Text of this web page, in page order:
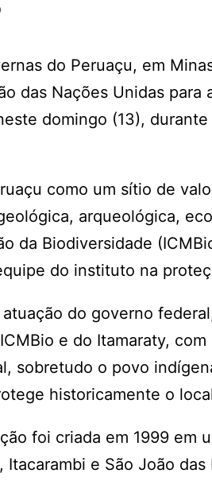
do Peruaçu, em
das Nações Unidas
domingo (13),
como um sítio de
arqueológica,
da Biodiversidade
do instituto na
do governo
e do Itamaraty,
sobretudo o povo
historicamente o
foi criada em 1999 em
Itacarambi e São João